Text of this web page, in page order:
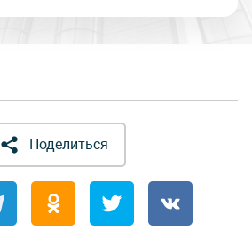
Поделиться